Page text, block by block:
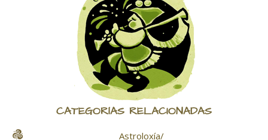
CATEGORÍAS RELACIONADAS
Astroloxía/